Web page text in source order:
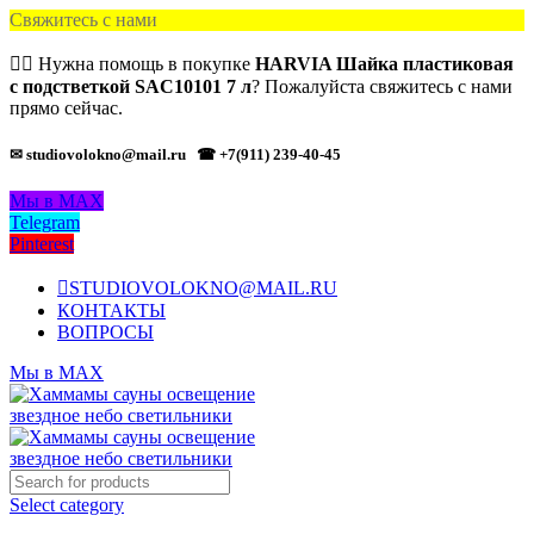
Свяжитесь с нами
🙋‍♂️ Нужна помощь в покупке HARVIA Шайка пластиковая
с подстветкой SAC10101 7 л? Пожалуйста свяжитесь с нами
прямо сейчас.
✉ studiovolokno@mail.ru ☎ +7(911) 239-40-45
Мы в MAX
Telegram
Pinterest
STUDIOVOLOKNO@MAIL.RU
КОНТАКТЫ
ВОПРОСЫ
Мы в MAX
Select category